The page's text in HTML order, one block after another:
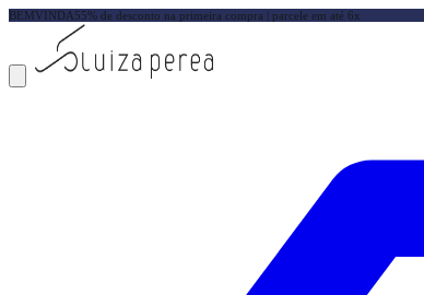
BEMVINDA55% de desconto na primeira compra | parcele em até 6x